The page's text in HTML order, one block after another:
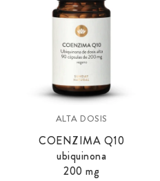
ALTA DOSIS
COENZIMA Q10
ubiquinona
200 mg